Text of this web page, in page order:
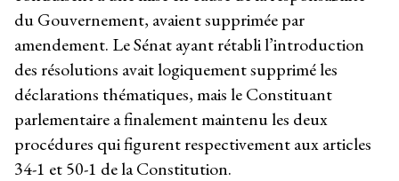
du Gouvernement, avaient supprimée par
amendement. Le Sénat ayant rétabli l’introduction
des résolutions avait logiquement supprimé les
déclarations thématiques, mais le Constituant
parlementaire a finalement maintenu les deux
procédures qui figurent respectivement aux articles
34-1 et 50-1 de la Constitution.